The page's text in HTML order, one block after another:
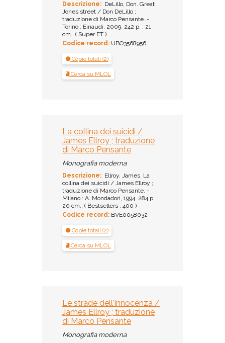
Descrizione: DeLillo, Don. Great
Jones street / Don DeLillo ;
traduzione di Marco Pensante. -
Torino : Einaudi, 2009. 242 p. ; 21
cm.. ( Super ET )
Codice record: UBO3568956
Copie totali (2)
Cerca su MLOL
La collina dei suicidi /
James Ellroy ; traduzione
di Marco Pensante
Monografia moderna
Descrizione: Ellroy, James. La
collina dei suicidi / James Ellroy ;
traduzione di Marco Pensante. -
Milano : A. Mondadori, 1994. 284 p. ;
20 cm.. ( Bestsellers ; 400 )
Codice record: BVE0058032
Copie totali (2)
Cerca su MLOL
Le strade dell'innocenza /
James Ellroy ; traduzione
di Marco Pensante
Monografia moderna